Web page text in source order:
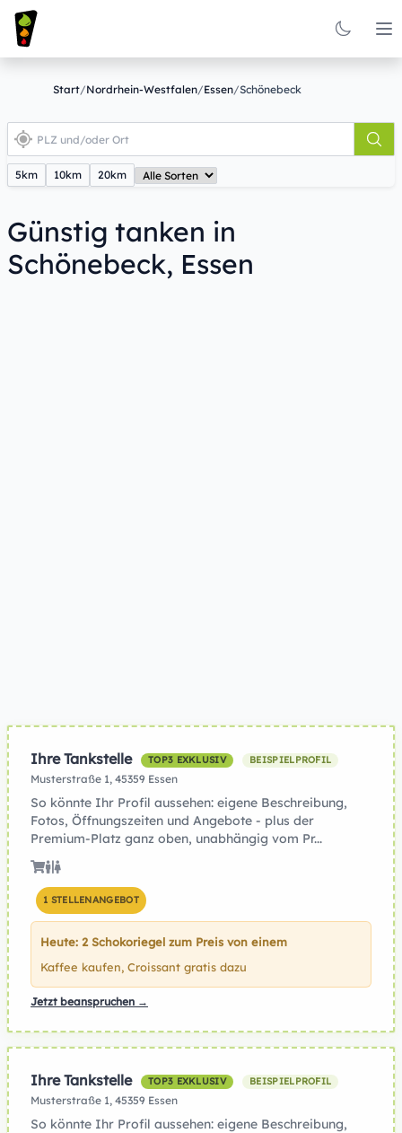
Start/Nordrhein-Westfalen/Essen/Schönebeck
5km 10km 20km
Günstig tanken in
Schönebeck, Essen
Ihre Tankstelle TOP3 EXKLUSIV BEISPIELPROFIL
Musterstraße 1, 45359 Essen
So könnte Ihr Profil aussehen: eigene Beschreibung,
Fotos, Öffnungszeiten und Angebote - plus der
Premium-Platz ganz oben, unabhängig vom Pr...
1 STELLENANGEBOT
Heute: 2 Schokoriegel zum Preis von einem
Kaffee kaufen, Croissant gratis dazu
Jetzt beanspruchen →
Ihre Tankstelle TOP3 EXKLUSIV BEISPIELPROFIL
Musterstraße 1, 45359 Essen
So könnte Ihr Profil aussehen: eigene Beschreibung,